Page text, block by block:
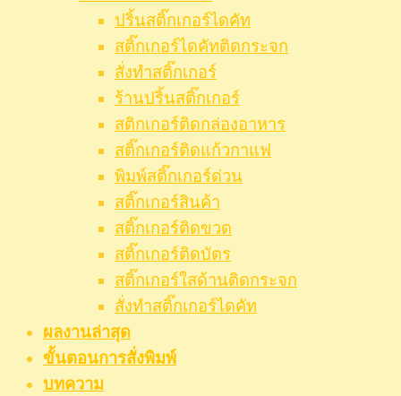
ปริ้นสติ๊กเกอร์ไดคัท
สติ๊กเกอร์ไดคัทติดกระจก
สั่งทำสติ๊กเกอร์
ร้านปริ้นสติ๊กเกอร์
สติกเกอร์ติดกล่องอาหาร
สติ๊กเกอร์ติดแก้วกาแฟ
พิมพ์สติ๊กเกอร์ด่วน
สติ๊กเกอร์สินค้า
สติ๊กเกอร์ติดขวด
สติ๊กเกอร์ติดบัตร
สติ๊กเกอร์ใสด้านติดกระจก
สั่งทําสติ๊กเกอร์ไดคัท
ผลงานล่าสุด
ขั้นตอนการสั่งพิมพ์
บทความ